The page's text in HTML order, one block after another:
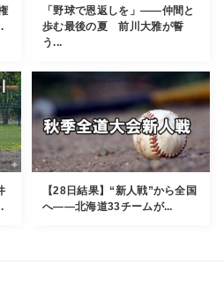
「野球で恩返しを」――仲間と
歩む最後の夏 前川大雅が誓
う...
【28日結果】“新人戦”から全国
へ――北海道33チームが...